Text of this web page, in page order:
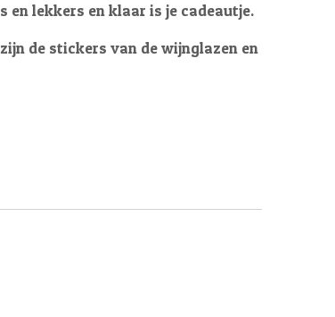
en lekkers en klaar is je cadeautje.
de stickers van de wijnglazen en